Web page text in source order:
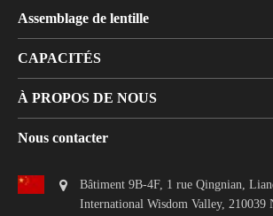
Assemblage de lentille
CAPACITÉS
À PROPOS DE NOUS
Nous contacter
Bâtiment 9B-4F, 1 rue Qingnian,
International Wisdom Valley, 210039